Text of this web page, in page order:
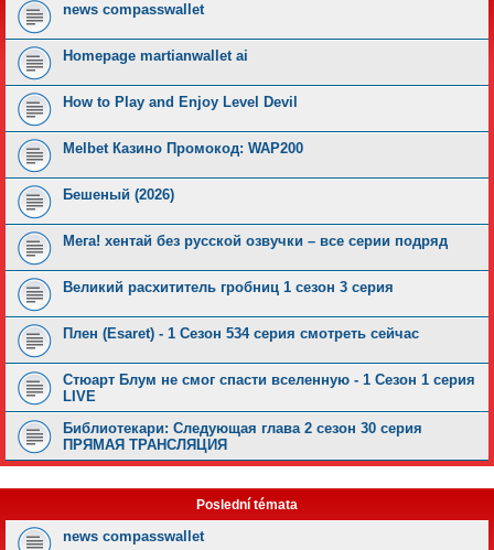
news compasswallet
Homepage martianwallet ai
How to Play and Enjoy Level Devil
Melbet Казино Промокод: WAP200
Бешеный (2026)
Мега! хентай без русской озвучки – все серии подряд
Великий расхититель гробниц 1 сезон 3 серия
Плен (Esaret) - 1 Сезон 534 серия смотреть сейчас
Стюарт Блум не смог спасти вселенную - 1 Сезон 1 серия
LIVE
Библиотекари: Следующая глава 2 сезон 30 серия
ПРЯМАЯ ТРАНСЛЯЦИЯ
Poslední témata
news compasswallet